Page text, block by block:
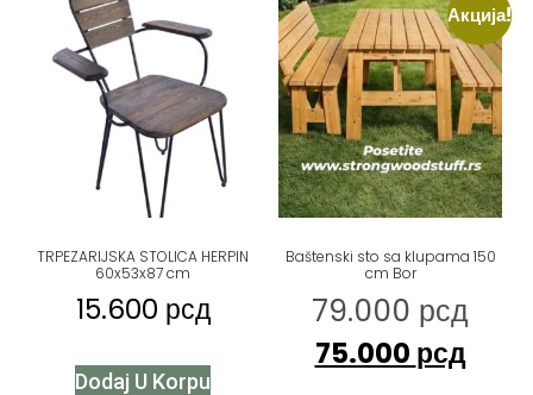
TRPEZARIJSKA STOLICA HERPIN
60x53x87 cm
15.600 рсд
Dodaj U Korpu
Акција!
Baštenski sto sa klupama 150
cm Bor
79.000 рсд
75.000 рсд